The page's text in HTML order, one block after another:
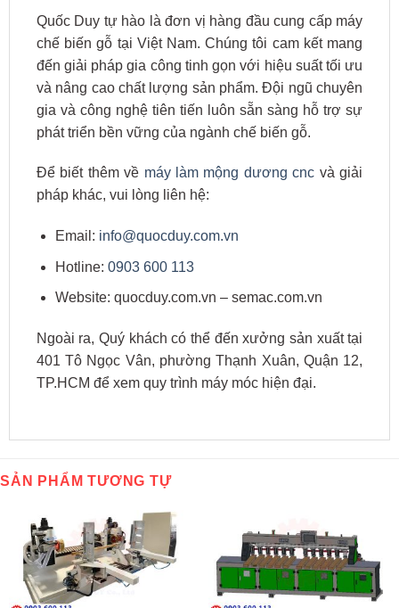
Quốc Duy tự hào là đơn vị hàng đầu cung cấp máy
chế biến gỗ tại Việt Nam. Chúng tôi cam kết mang
đến giải pháp gia công tinh gọn với hiệu suất tối ưu
và nâng cao chất lượng sản phẩm. Đội ngũ chuyên
gia và công nghệ tiên tiến luôn sẵn sàng hỗ trợ sự
phát triển bền vững của ngành chế biến gỗ.
Để biết thêm về máy làm mộng dương cnc và giải
pháp khác, vui lòng liên hệ:
Email: info@quocduy.com.vn
Hotline: 0903 600 113
Website: quocduy.com.vn – semac.com.vn
Ngoài ra, Quý khách có thể đến xưởng sản xuất tại
401 Tô Ngọc Vân, phường Thạnh Xuân, Quận 12,
TP.HCM để xem quy trình máy móc hiện đại.
SẢN PHẨM TƯƠNG TỰ